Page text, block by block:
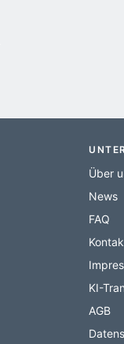
Über
News
FAQ
KI-
AGB